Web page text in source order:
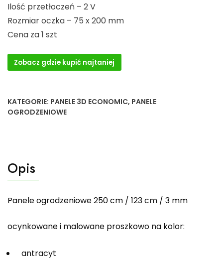
Ilość przetłoczeń – 2 V
Rozmiar oczka – 75 x 200 mm
Cena za 1 szt
Zobacz gdzie kupić najtaniej
KATEGORIE: PANELE 3D ECONOMIC, PANELE
OGRODZENIOWE
Opis
Panele ogrodzeniowe 250 cm / 123 cm / 3 mm
ocynkowane i malowane proszkowo na kolor:
antracyt